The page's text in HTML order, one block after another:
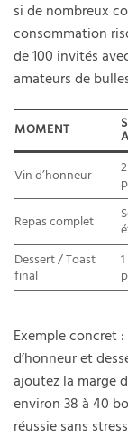
si de nombreux
consommation
de 100 invités
amateurs de
MOMENT
Vin d’honneur
Repas complet
Dessert / Toast
final
Exemple concret
d’honneur et
ajoutez la marge
environ 38 à 40
réussie sans